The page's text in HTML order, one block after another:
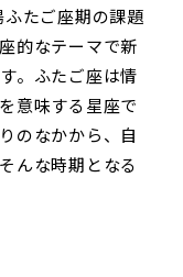
たご座期の課題
的なテーマで新
。ふたご座は情
意味する星座で
のなかから、自
んな時期となる